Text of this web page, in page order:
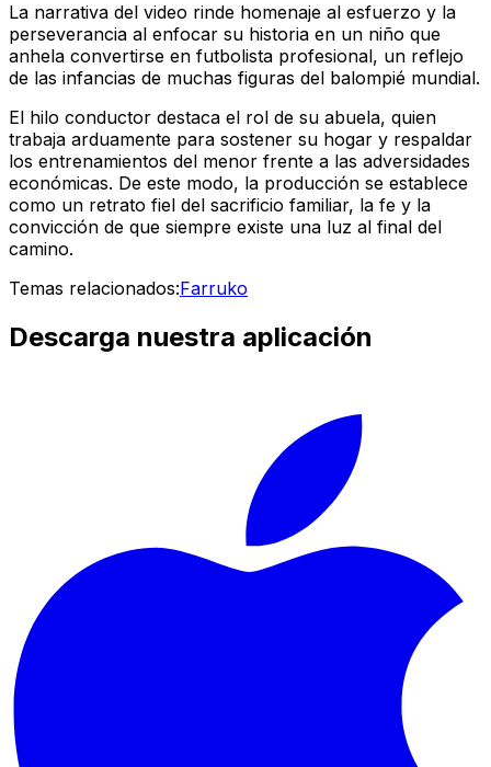
La narrativa del video rinde homenaje al esfuerzo y la
perseverancia al enfocar su historia en un niño que
anhela convertirse en futbolista profesional, un reflejo
de las infancias de muchas figuras del balompié mundial.
El hilo conductor destaca el rol de su abuela, quien
trabaja arduamente para sostener su hogar y respaldar
los entrenamientos del menor frente a las adversidades
económicas. De este modo, la producción se establece
como un retrato fiel del sacrificio familiar, la fe y la
convicción de que siempre existe una luz al final del
camino.
Temas relacionados:Farruko
Descarga nuestra aplicación